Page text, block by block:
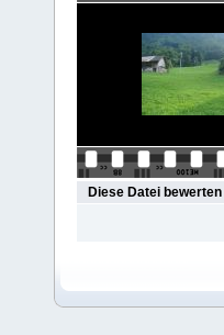
Diese Datei bewerten